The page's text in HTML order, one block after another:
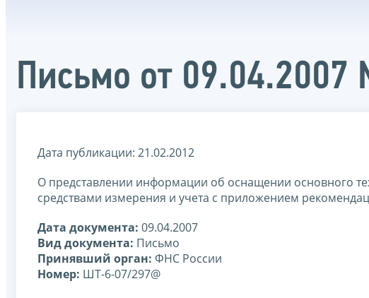
Письмо от
Дата публикации: 21.02.2012
О представлении информации об оснащении основного
средствами измерения и учета с приложением
Дата документа: 09.04.2007
Вид документа: Письмо
Принявший орган: ФНС России
Номер: ШТ-6-07/297@